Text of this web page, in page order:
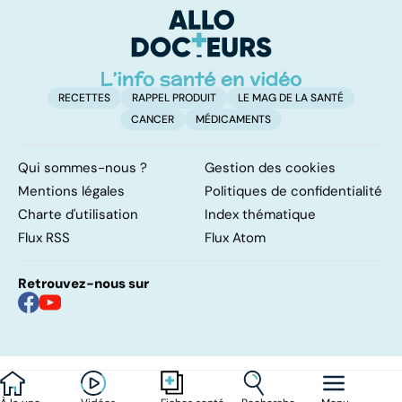
également
touché
RECETTES RAPPEL PRODUIT
LE MAG DE LA SANTÉ
CANCER
MÉDICAMENTS
Qui sommes-nous ?
Gestion des cookies
Mentions légales
Politiques de confidentialité
Charte d'utilisation
Index thématique
Flux RSS
Flux Atom
Retrouvez-nous sur